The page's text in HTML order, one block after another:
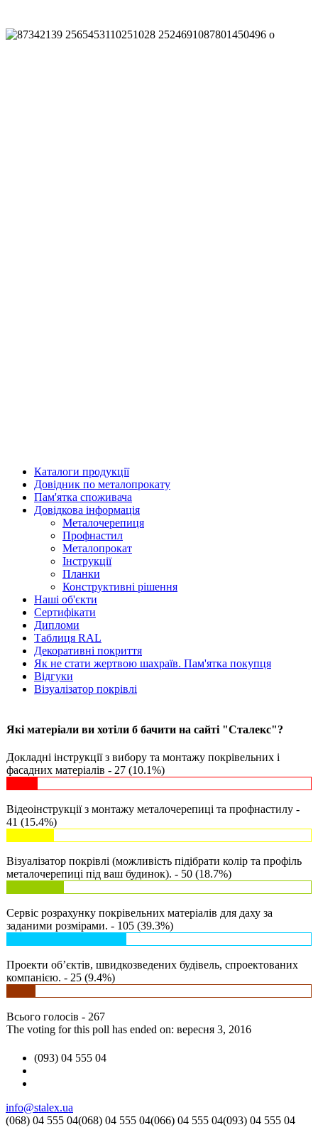
Каталоги продукції
Довідник по металопрокату
Пам'ятка споживача
Довідкова інформація
Металочерепиця
Профнастил
Металопрокат
Інструкції
Планки
Конструктивні рішення
Наші об'єкти
Сертифікати
Дипломи
Таблиця RAL
Декоративні покриття
Як не стати жертвою шахраїв. Пам'ятка покупця
Відгуки
Візуалізатор покрівлі
Які матеріали ви хотіли б бачити на сайті "Сталекс"?
Докладні інструкції з вибору та монтажу покрівельних і
фасадних матеріалів - 27 (10.1%)
Відеоінструкції з монтажу металочерепиці та профнастилу -
41 (15.4%)
Візуалізатор покрівлі (можливість підібрати колір та профіль
металочерепиці під ваш будинок). - 50 (18.7%)
Сервіс розрахунку покрівельних матеріалів для даху за
заданими розмірами. - 105 (39.3%)
Проекти об’єктів, швидкозведених будівель, спроектованих
компанією. - 25 (9.4%)
Всього голосів - 267
The voting for this poll has ended on: вересня 3, 2016
(093) 04 555 04
info@stalex.ua
(068) 04 555 04(068) 04 555 04(066) 04 555 04(093) 04 555 04